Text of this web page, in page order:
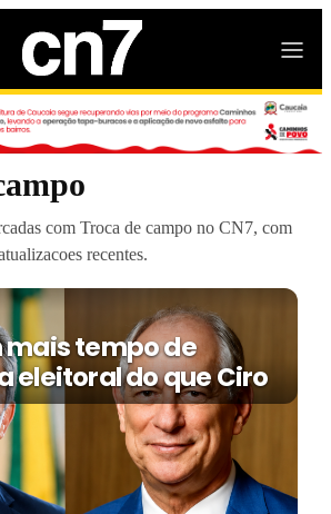
com Troca de campo no CN7, com
recentes.
mais tempo de
eleitoral do que Ciro